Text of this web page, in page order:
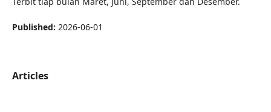
Published: 2026-06-01
Articles